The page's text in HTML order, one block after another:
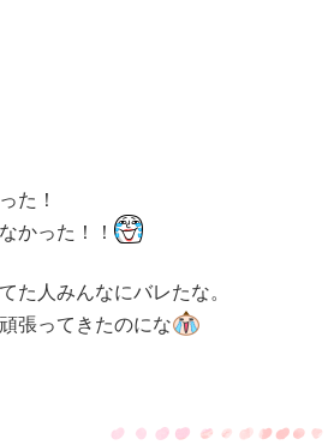
た！
かった！！
た人みんなにバレたな。
張ってきたのにな